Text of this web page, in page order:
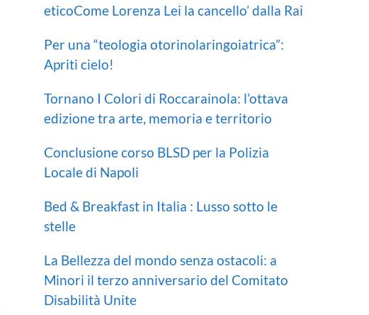
eticoCome Lorenza Lei la cancello’ dalla Rai
Per una “teologia otorinolaringoiatrica”:
Apriti cielo!
Tornano I Colori di Roccarainola: l’ottava
edizione tra arte, memoria e territorio
Conclusione corso BLSD per la Polizia
Locale di Napoli
Bed & Breakfast in Italia : Lusso sotto le
stelle
La Bellezza del mondo senza ostacoli: a
Minori il terzo anniversario del Comitato
Disabilità Unite